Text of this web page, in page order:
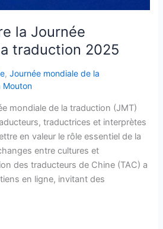
la Journée
traduction 2025
,Journée mondiale de la
Mouton
mondiale de la traduction (JMT)
traductrices et interprètes
en valeur le rôle essentiel de la
entre cultures et
des traducteurs de Chine (TAC) a
en ligne, invitant des